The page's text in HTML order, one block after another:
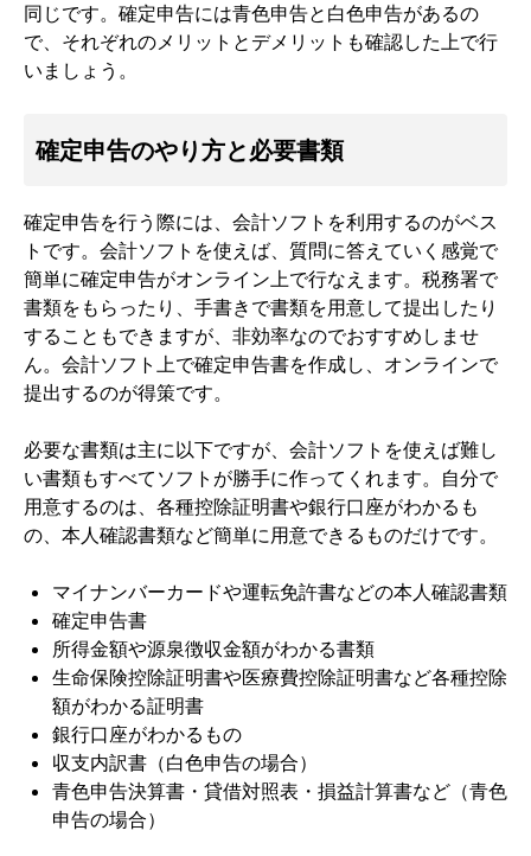
同じです。確定申告には青色申告と白色申告があるの
で、それぞれのメリットとデメリットも確認した上で行
いましょう。
確定申告のやり方と必要書類
確定申告を行う際には、会計ソフトを利用するのがベス
トです。会計ソフトを使えば、質問に答えていく感覚で
簡単に確定申告がオンライン上で行なえます。税務署で
書類をもらったり、手書きで書類を用意して提出したり
することもできますが、非効率なのでおすすめしませ
ん。会計ソフト上で確定申告書を作成し、オンラインで
提出するのが得策です。
必要な書類は主に以下ですが、会計ソフトを使えば難し
い書類もすべてソフトが勝手に作ってくれます。自分で
用意するのは、各種控除証明書や銀行口座がわかるも
の、本人確認書類など簡単に用意できるものだけです。
マイナンバーカードや運転免許書などの本人確認書類
確定申告書
所得金額や源泉徴収金額がわかる書類
生命保険控除証明書や医療費控除証明書など各種控除
額がわかる証明書
銀行口座がわかるもの
収支内訳書（白色申告の場合）
青色申告決算書・貸借対照表・損益計算書など（青色
申告の場合）